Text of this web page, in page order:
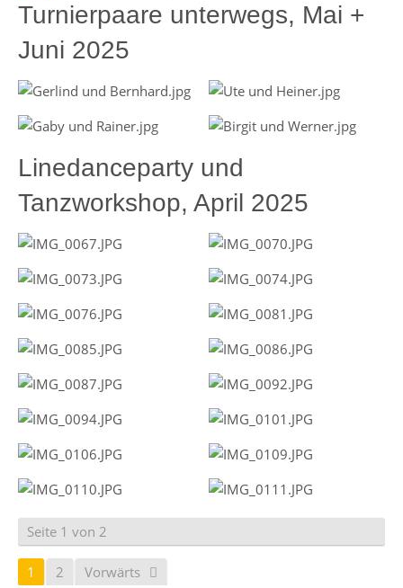
Turnierpaare unterwegs, Mai +
Juni 2025
Linedanceparty und
Tanzworkshop, April 2025
Seite 1 von 2
1 2 Vorwärts